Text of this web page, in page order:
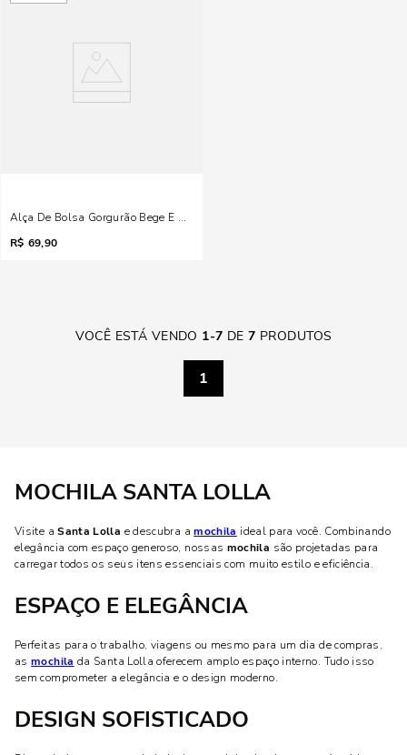
Alça De Bolsa Gorgurão Bege E Cinza
R$ 69,90
VOCÊ ESTÁ VENDO 1-7 DE7 PRODUTOS
1
MOCHILA SANTA LOLLA
Visite aSanta Lolla e descubra amochila ideal para você. Combinando
elegância com espaço generoso, nossas mochila são projetadas para
carregar todos os seus itens essenciais com muito estilo e eficiência.
ESPAÇO E ELEGÂNCIA
Perfeitas para o trabalho, viagens ou mesmo para um dia de compras,
asmochila da Santa Lolla oferecem amplo espaço interno. Tudo isso
sem comprometer a elegância e o design moderno.
DESIGN SOFISTICADO